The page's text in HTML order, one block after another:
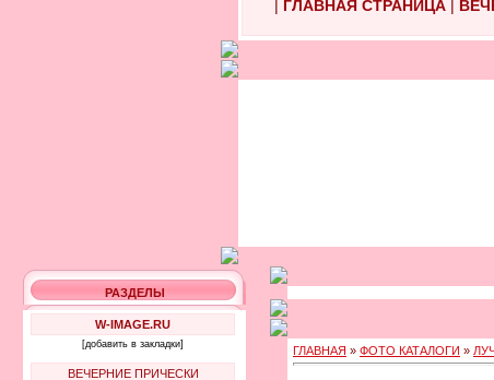
| ГЛАВНАЯ СТРАНИЦА|
РАЗДЕЛЫ
W-IMAGE.RU
[добавить в закладки]
ВЕЧЕРНИЕ ПРИЧЕСКИ
ГЛАВНАЯ » ФОТО КАТАЛОГИ »